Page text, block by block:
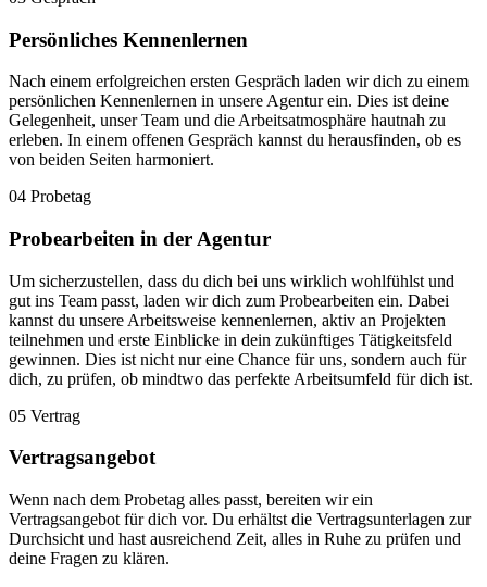
Persönliches Kennenlernen
Nach einem erfolgreichen ersten Gespräch laden wir dich zu einem
persönlichen Kennenlernen in unsere Agentur ein. Dies ist deine
Gelegenheit, unser Team und die Arbeitsatmosphäre hautnah zu
erleben. In einem offenen Gespräch kannst du herausfinden, ob es
von beiden Seiten harmoniert.
04 Probetag
Probearbeiten in der Agentur
Um sicherzustellen, dass du dich bei uns wirklich wohlfühlst und
gut ins Team passt, laden wir dich zum Probearbeiten ein. Dabei
kannst du unsere Arbeitsweise kennenlernen, aktiv an Projekten
teilnehmen und erste Einblicke in dein zukünftiges Tätigkeitsfeld
gewinnen. Dies ist nicht nur eine Chance für uns, sondern auch für
dich, zu prüfen, ob mindtwo das perfekte Arbeitsumfeld für dich ist.
05 Vertrag
Vertragsangebot
Wenn nach dem Probetag alles passt, bereiten wir ein
Vertragsangebot für dich vor. Du erhältst die Vertragsunterlagen zur
Durchsicht und hast ausreichend Zeit, alles in Ruhe zu prüfen und
deine Fragen zu klären.